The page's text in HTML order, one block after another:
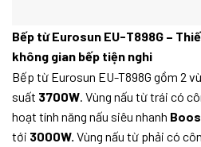
Bếp từ Eurosun EU-T898G –
không gian bếp tiện nghi
Bếp từ Eurosun EU-T898G gồm 2
suất 3700W . Vùng nấu từ trái có
hoạt tính năng nấu siêu nhanh
tới 3000W. Vùng nấu từ phải có